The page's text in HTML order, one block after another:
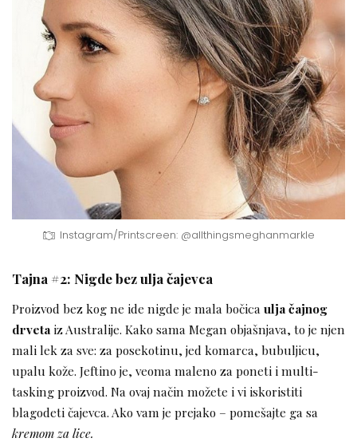
Instagram/Printscreen: @allthingsmeghanmarkle
Tajna #2: Nigde bez ulja čajevca
Proizvod bez kog ne ide nigde je mala bočica ulja čajnog
drveta iz Australije. Kako sama Megan objašnjava, to je njen
mali lek za sve: za posekotinu, jed komarca, bubuljicu,
upalu kože. Jeftino je, veoma maleno za poneti i multi-
tasking proizvod. Na ovaj način možete i vi iskoristiti
blagodeti čajevca. Ako vam je prejako – pomešajte ga sa
kremom za lice.